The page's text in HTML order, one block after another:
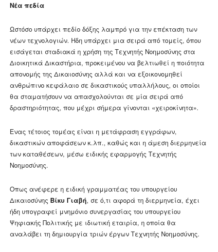
Νέα πεδία
Ωστόσο υπάρχει πεδίο δόξης λαμπρό για την επέκταση των
νέων τεχνολογιών. Ηδη υπάρχει μια σειρά από τομείς, όπου
εισάγεται σταδιακά η χρήση της Τεχνητής Νοημοσύνης στα
Διοικητικά Δικαστήρια, προκειμένου να βελτιωθεί η ποιότητα
απονομής της Δικαιοσύνης αλλά και να εξοικονομηθεί
ανθρώπινο κεφάλαιο σε δικαστικούς υπαλλήλους, οι οποίοι
θα σταματήσουν να απασχολούνται σε μία σειρά από
δραστηριότητας, που μέχρι σήμερα γίνονται «χειροκίνητα».
Ενας τέτοιος τομέας είναι η μετάφραση εγγράφων,
δικαστικών αποφάσεων κ.λπ., καθώς και η άμεση διερμηνεία
των καταθέσεων, μέσω ειδικής εφαρμογής Τεχνητής
Νοημοσύνης.
Οπως ανέφερε η ειδική γραμματέας του υπουργείου
Δικαιοσύνης Βίκυ Γιαβή, σε ό,τι αφορά τη διερμηνεία, έχει
ήδη υπογραφεί μνημόνιο συνεργασίας του υπουργείου
Ψηφιακής Πολιτικής με ιδιωτική εταιρία, η οποία θα
αναλάβει τη δημιουργία τριών έργων Τεχνητής Νοημοσύνης.